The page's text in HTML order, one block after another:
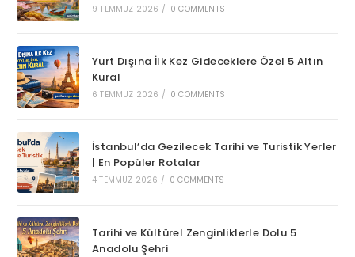
9 TEMMUZ 2026 / 0 COMMENTS
Yurt Dışına İlk Kez Gideceklere Özel 5 Altın
Kural
6 TEMMUZ 2026 / 0 COMMENTS
İstanbul’da Gezilecek Tarihi ve Turistik Yerler
| En Popüler Rotalar
4 TEMMUZ 2026 / 0 COMMENTS
Tarihi ve Kültürel Zenginliklerle Dolu 5
Anadolu Şehri